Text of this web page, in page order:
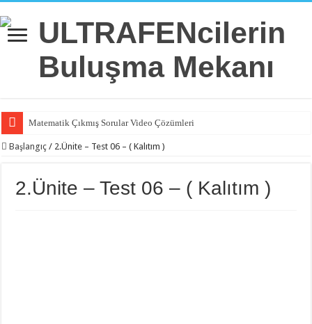
Matematik Çıkmış Sorular Video Çözümleri
Başlangıç / 2.Ünite – Test 06 – ( Kalıtım )
2.Ünite – Test 06 – ( Kalıtım )